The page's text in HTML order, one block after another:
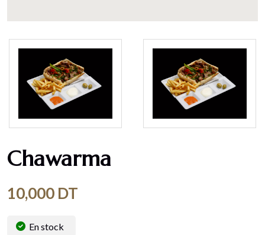
Chawarma
10,000 DT
En stock